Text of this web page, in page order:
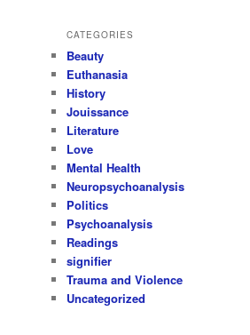
CATEGORIES
Beauty
Euthanasia
History
Jouissance
Literature
Love
Mental Health
Neuropsychoanalysis
Politics
Psychoanalysis
Readings
signifier
Trauma and Violence
Uncategorized